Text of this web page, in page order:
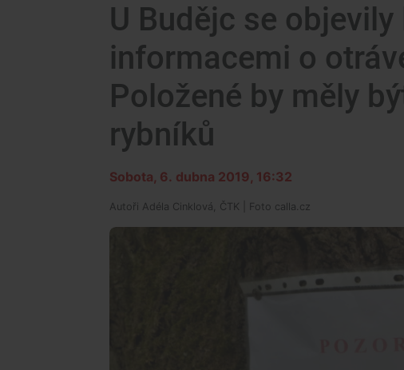
U Budějc se objevily
informacemi o
Položené by měly
rybníků
Sobota, 6. dubna 2019, 16:32
Autoři Adéla Cinklová, ČTK | Foto calla.cz